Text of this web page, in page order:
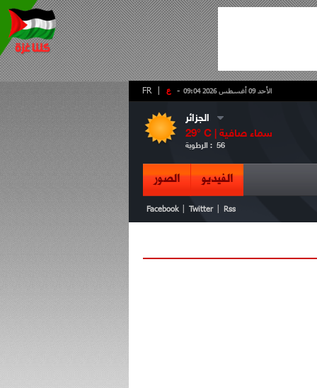
- ع FR الأحد 09 أغسطس 2026 09:04
الجزائر
29° C | سماء صافية
الرطوبة : 56
الفيديو الصور
Facebook Twitter Rss